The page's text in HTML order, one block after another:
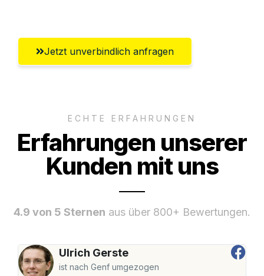
Jetzt unverbindlich anfragen
ECHTE ERFAHRUNGEN
Erfahrungen unserer
Kunden mit uns
4.9 von 5 Sternen aus über 800+ Bewertungen.
Ulrich Gerste
ist nach Genf umgezogen